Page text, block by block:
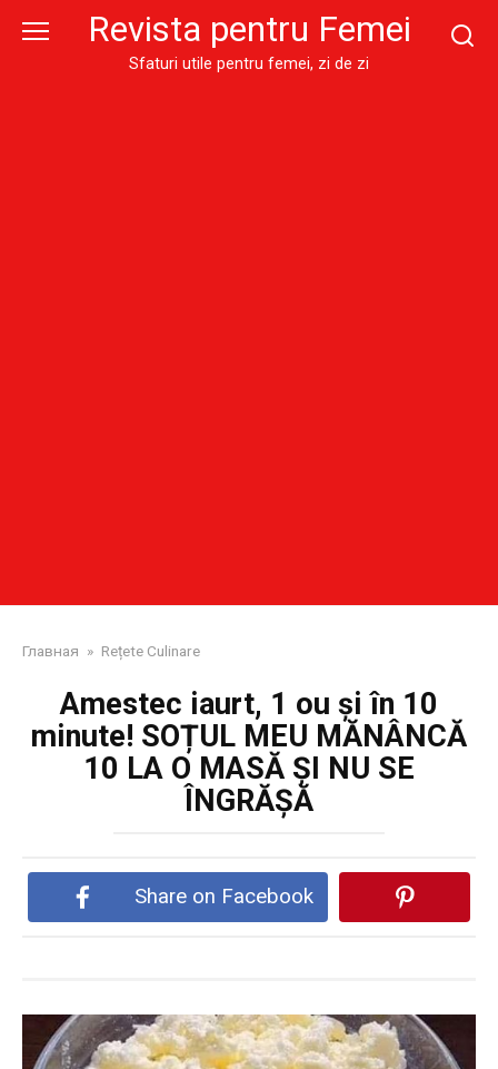
Revista pentru Femei
Sfaturi utile pentru femei, zi de zi
Главная » Rețete Culinare
Amestec iaurt, 1 ou și în 10
minute! SOȚUL MEU MĂNÂNCĂ
10 LA O MASĂ ȘI NU SE
ÎNGRĂȘĂ
Share on Facebook